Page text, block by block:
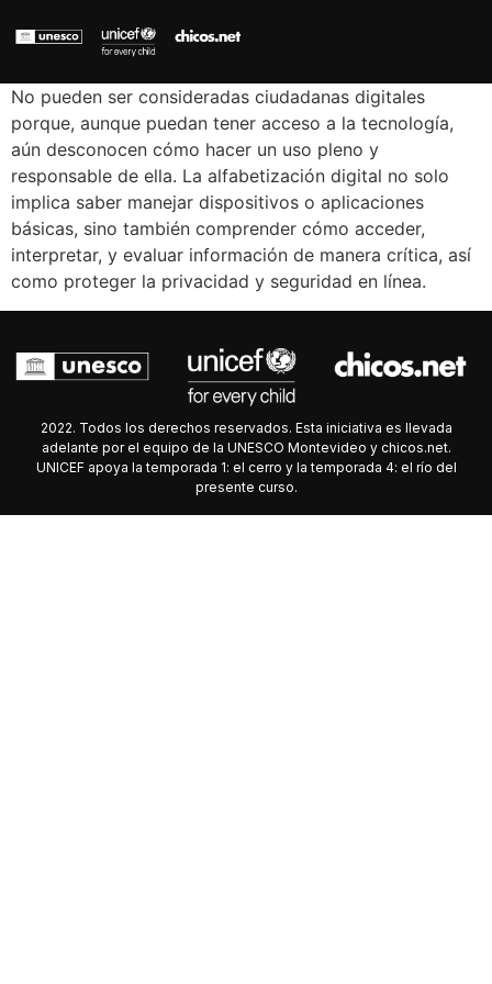
No pueden ser consideradas ciudadanas digitales
porque, aunque puedan tener acceso a la tecnología,
aún desconocen cómo hacer un uso pleno y
responsable de ella. La alfabetización digital no solo
implica saber manejar dispositivos o aplicaciones
básicas, sino también comprender cómo acceder,
interpretar, y evaluar información de manera crítica, así
como proteger la privacidad y seguridad en línea.
2022. Todos los derechos reservados. Esta iniciativa es llevada
adelante por el equipo de la UNESCO Montevideo y chicos.net.
UNICEF apoya la temporada 1: el cerro y la temporada 4: el río del
presente curso.